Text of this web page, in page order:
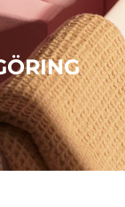
enheter
adresser
中文